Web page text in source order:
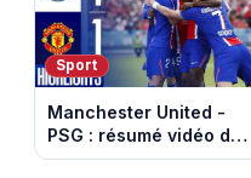
Sport
Manchester United -
PSG : résumé vidéo du
match amical du 8 août